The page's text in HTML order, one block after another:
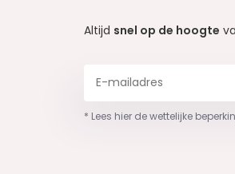
Altijd snel op de hoogte
* Lees hier de wettelijke